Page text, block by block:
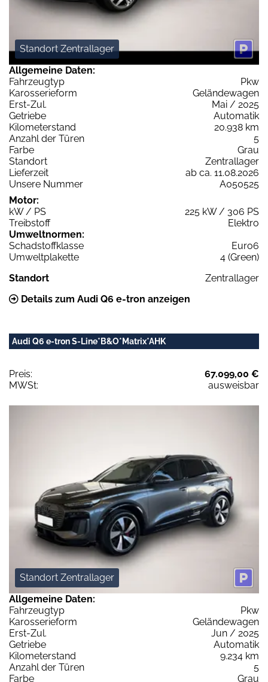
Standort Zentrallager
Allgemeine Daten:
Fahrzeugtyp
Pkw
Karosserieform
Geländewagen
Erst-Zul.
Mai / 2025
Getriebe
Automatik
Kilometerstand
20.938 km
Anzahl der Türen
5
Farbe
Grau
Standort
Zentrallager
Lieferzeit
ab ca. 11.08.2026
Unsere Nummer
A050525
Motor:
kW / PS
225 kW / 306 PS
Treibstoff
Elektro
Umweltnormen:
Schadstoffklasse
Euro6
Umweltplakette
4 (Green)
Standort
Zentrallager
Details zum Audi Q6 e-tron anzeigen
Audi Q6 e-tron S-Line*B&O*Matrix*AHK
Preis:
67.099,00 €
MWSt:
ausweisbar
Standort Zentrallager
Allgemeine Daten:
Fahrzeugtyp
Pkw
Karosserieform
Geländewagen
Erst-Zul.
Jun / 2025
Getriebe
Automatik
Kilometerstand
9.234 km
Anzahl der Türen
5
Farbe
Grau